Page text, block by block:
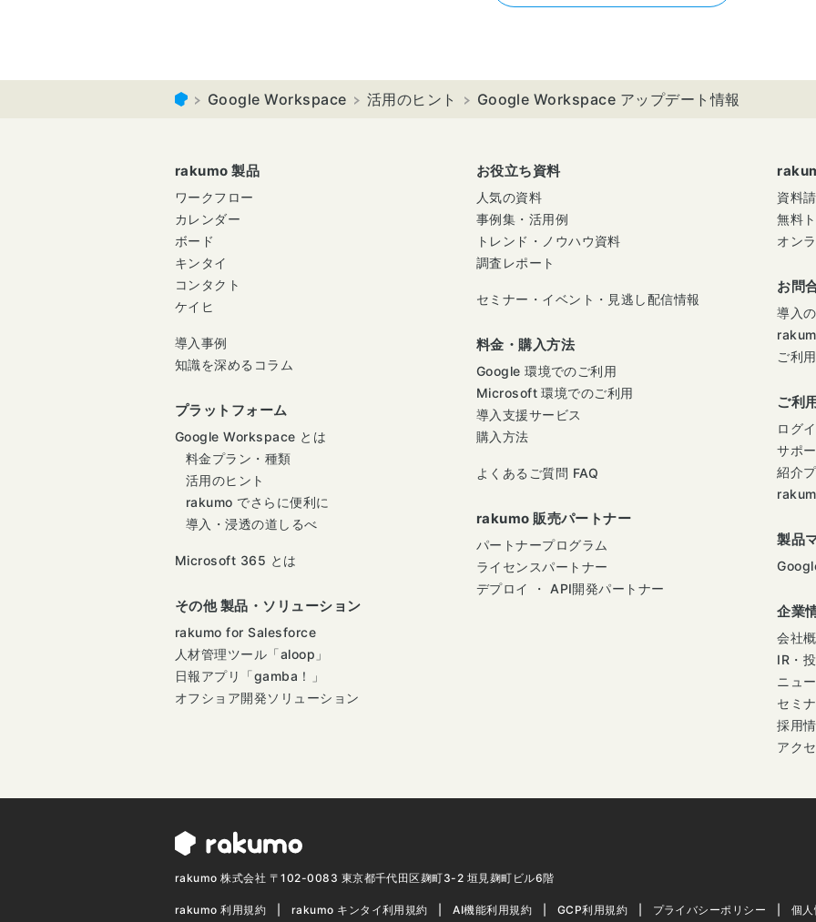
Google Workspace 活用のヒント Google Workspace アップデート情報
rakumo 製品
ワークフロー
カレンダー
ボード
キンタイ
コンタクト
ケイヒ
導入事例
知識を深めるコラム
プラットフォーム
Google Workspace とは
料金プラン・種類
活用のヒント
rakumo でさらに便利に
導入・浸透の道しるべ
Microsoft 365 とは
その他 製品・ソリューション
rakumo for Salesforce
人材管理ツール「aloop」
日報アプリ「gamba！」
オフショア開発ソリューション
お役立ち資料
人気の資料
事例集・活用例
トレンド・ノウハウ資料
調査レポート
セミナー・イベント・見逃し配信情報
料金・購入方法
Google 環境でのご利用
Microsoft 環境でのご利用
導入支援サービス
購入方法
よくあるご質問 FAQ
rakumo 販売パートナー
パートナープログラム
ライセンスパートナー
デプロイ ・ API開発パートナー
資料
無料
オン
お問
導入
ご利
ご利
ログ
サポ
紹介
製品
企業
会社
IR・
ニュ
セミ
採用
アク
rakumo 株式会社 〒102-0083 東京都千代田区麹町3-2 垣見麹町ビル6階
rakumo 利用規約 rakumo キンタイ利用規約 AI機能利用規約 GCP利用規約 プライバシーポリシー 個